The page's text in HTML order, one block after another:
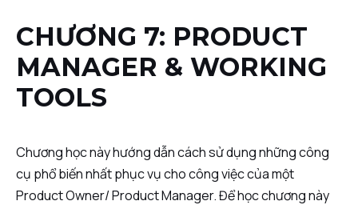
CHƯƠNG 7: PRODUCT
MANAGER & WORKING
TOOLS
Chương học này hướng dẫn cách sử dụng những công
cụ phổ biến nhất phục vụ cho công việc của một
Product Owner/ Product Manager. Để học chương này